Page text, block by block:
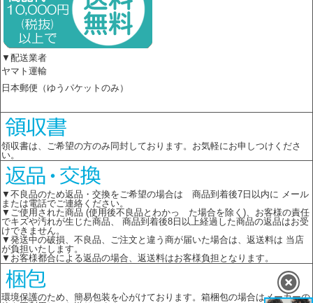
▼配送業者
ヤマト運輸
日本郵便（ゆうパケットのみ）
領収書は、ご希望の方のみ同封しております。お気軽にお申しつけくださ
い。
▼不良品のため返品・交換をご希望の場合は 商品到着後7日以内に メール
または電話でご連絡ください。
▼ご使用された商品 (使用後不良品とわかっ た場合を除く)、お客様の責任
でキズや汚れが生じた商品、 商品到着後8日以上経過した商品の返品はお受
けできません。
▼発送中の破損、不良品、ご注文と違う商が届いた場合は、返送料は 当店
が負担いたします。
▼お客様都合による返品の場合、返送料はお客様負担となります。
環境保護のため、簡易包装を心がけております。箱梱包の場合はメーカーの